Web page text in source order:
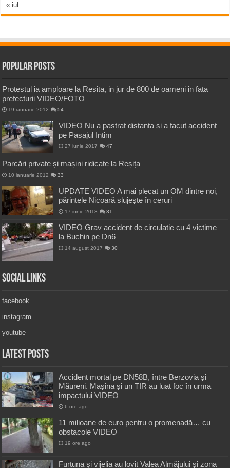
« iul.
Popular Posts
Protestul ia amploare la Resita, in jur de 800 de oameni in fata
prefecturii VIDEO/FOTO
19 ianuarie 2012 54
VIDEO Nu a pastrat distanta si a facut accident
pe Pasajul Intim
27 iunie 2017 47
Parcări private și mașini ridicate la Reșița
10 ianuarie 2012 33
UPDATE VIDEO A mai plecat un OM dintre noi,
părintele Nicoară slujește în ceruri
17 iunie 2013 31
VIDEO Grav accident de circulatie cu 4 victime
la Buchin pe Dn6
14 august 2017 30
Social Links
facebook
instagram
youtube
Latest Posts
Accident mortal pe DN58B, între Berzovia și
Măureni. Mașina și un TIR au luat foc în urma
impactului VIDEO
6 ore ago
11 milioane de euro pentru o promenadă… cu
obstacole VIDEO
19 ore ago
Furtuna și vijelia au lovit Valea Almăjului și zona